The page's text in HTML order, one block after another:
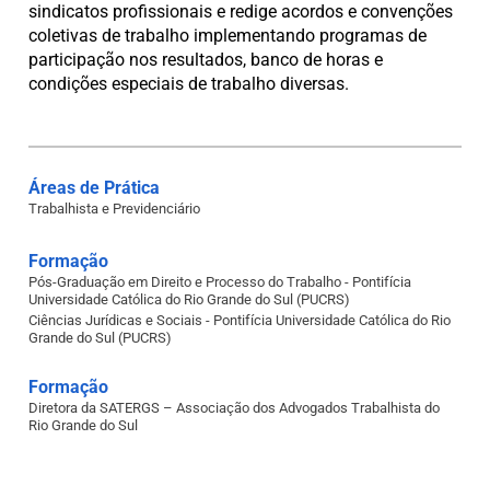
sindicatos profissionais e redige acordos e convenções
coletivas de trabalho implementando programas de
participação nos resultados, banco de horas e
condições especiais de trabalho diversas.
Áreas de Prática
Trabalhista e Previdenciário
Formação
Pós-Graduação em Direito e Processo do Trabalho - Pontifícia
Universidade Católica do Rio Grande do Sul (PUCRS)
Ciências Jurídicas e Sociais - Pontifícia Universidade Católica do Rio
Grande do Sul (PUCRS)
Formação
Diretora da SATERGS – Associação dos Advogados Trabalhista do
Rio Grande do Sul